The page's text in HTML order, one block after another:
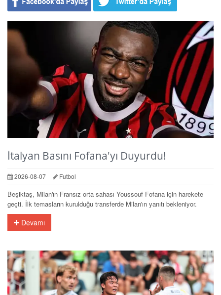
İtalyan Basını Fofana'yı Duyurdu!
2026-08-07 Futbol
Beşiktaş, Milan'ın Fransız orta sahası Youssouf Fofana için harekete
geçti. İlk temasların kurulduğu transferde Milan'ın yanıtı bekleniyor.
Devamı